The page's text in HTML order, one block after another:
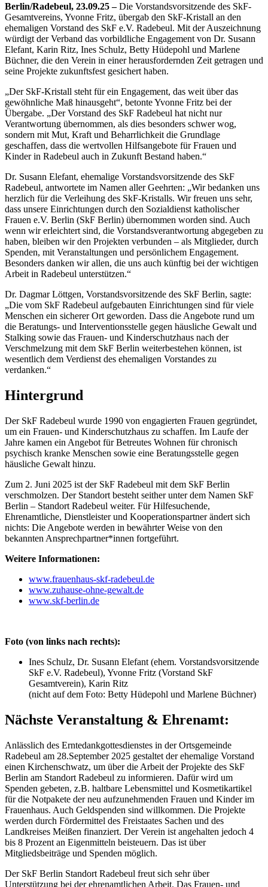
Berlin/Radebeul, 23.09.25 –Die Vorstandsvorsitzende des SkF-
Gesamtvereins, Yvonne Fritz, übergab den SkF-Kristall an den
ehemaligen Vorstand des SkF e.V. Radebeul. Mit der Auszeichnung
würdigt der Verband das vorbildliche Engagement von Dr. Susann
Elefant, Karin Ritz, Ines Schulz, Betty Hüdepohl und Marlene
Büchner, die den Verein in einer herausfordernden Zeit getragen und
seine Projekte zukunftsfest gesichert haben.
„Der SkF-Kristall steht für ein Engagement, das weit über das
gewöhnliche Maß hinausgeht“, betonte Yvonne Fritz bei der
Übergabe. „Der Vorstand des SkF Radebeul hat nicht nur
Verantwortung übernommen, als dies besonders schwer wog,
sondern mit Mut, Kraft und Beharrlichkeit die Grundlage
geschaffen, dass die wertvollen Hilfsangebote für Frauen und
Kinder in Radebeul auch in Zukunft Bestand haben.“
Dr. Susann Elefant, ehemalige Vorstandsvorsitzende des SkF
Radebeul, antwortete im Namen aller Geehrten: „Wir bedanken uns
herzlich für die Verleihung des SkF-Kristalls. Wir freuen uns sehr,
dass unsere Einrichtungen durch den Sozialdienst katholischer
Frauen e.V. Berlin (SkF Berlin) übernommen worden sind. Auch
wenn wir erleichtert sind, die Vorstandsverantwortung abgegeben zu
haben, bleiben wir den Projekten verbunden – als Mitglieder, durch
Spenden, mit Veranstaltungen und persönlichem Engagement.
Besonders danken wir allen, die uns auch künftig bei der wichtigen
Arbeit in Radebeul unterstützen.“
Dr. Dagmar Löttgen, Vorstandsvorsitzende des SkF Berlin, sagte:
„Die vom SkF Radebeul aufgebauten Einrichtungen sind für viele
Menschen ein sicherer Ort geworden. Dass die Angebote rund um
die Beratungs- und Interventionsstelle gegen häusliche Gewalt und
Stalking sowie das Frauen- und Kinderschutzhaus nach der
Verschmelzung mit dem SkF Berlin weiterbestehen können, ist
wesentlich dem Verdienst des ehemaligen Vorstandes zu
verdanken.“
Hintergrund
Der SkF Radebeul wurde 1990 von engagierten Frauen gegründet,
um ein Frauen- und Kinderschutzhaus zu schaffen. Im Laufe der
Jahre kamen ein Angebot für Betreutes Wohnen für chronisch
psychisch kranke Menschen sowie eine Beratungsstelle gegen
häusliche Gewalt hinzu.
Zum 2. Juni 2025 ist der SkF Radebeul mit dem SkF Berlin
verschmolzen. Der Standort besteht seither unter dem Namen SkF
Berlin – Standort Radebeul weiter. Für Hilfesuchende,
Ehrenamtliche, Dienstleister und Kooperationspartner ändert sich
nichts: Die Angebote werden in bewährter Weise von den
bekannten Ansprechpartner*innen fortgeführt.
Weitere Informationen:
www.frauenhaus-skf-radebeul.de
www.zuhause-ohne-gewalt.de
www.skf-berlin.de
Foto (von links nach rechts):
Ines Schulz, Dr. Susann Elefant (ehem. Vorstandsvorsitzende
SkF e.V. Radebeul), Yvonne Fritz (Vorstand SkF
Gesamtverein), Karin Ritz
(nicht auf dem Foto: Betty Hüdepohl und Marlene Büchner)
Nächste Veranstaltung & Ehrenamt:
Anlässlich des Erntedankgottesdienstes in der Ortsgemeinde
Radebeul am 28.September 2025 gestaltet der ehemalige Vorstand
einen Kirchenschwatz, um über die Arbeit der Projekte des SkF
Berlin am Standort Radebeul zu informieren. Dafür wird um
Spenden gebeten, z.B. haltbare Lebensmittel und Kosmetikartikel
für die Notpakete der neu aufzunehmenden Frauen und Kinder im
Frauenhaus. Auch Geldspenden sind willkommen. Die Projekte
werden durch Fördermittel des Freistaates Sachen und des
Landkreises Meißen finanziert. Der Verein ist angehalten jedoch 4
bis 8 Prozent an Eigenmitteln beisteuern. Das ist über
Mitgliedsbeiträge und Spenden möglich.
Der SkF Berlin Standort Radebeul freut sich sehr über
Unterstützung bei der ehrenamtlichen Arbeit. Das Frauen- und